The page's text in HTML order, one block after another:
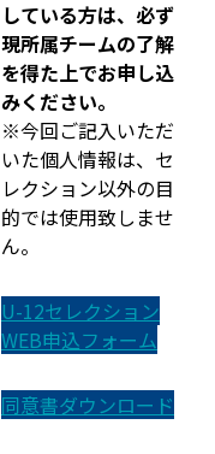
している方は、必ず
現所属チームの了解
を得た上でお申し込
みください。
※今回ご記入いただ
いた個人情報は、セ
レクション以外の目
的では使用致しませ
ん。
U-12セレクション
WEB申込フォーム
同意書ダウンロード